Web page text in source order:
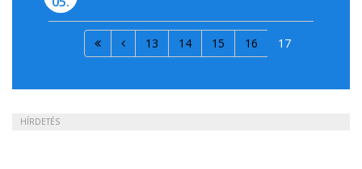
13 14 15 16 17
HÍRDETÉS